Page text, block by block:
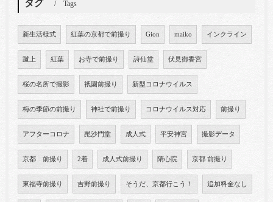
タグ Tags
新生活様式 紅葉の京都で前撮り Gion maiko インクライン
蹴上 紅葉 お寺で前撮り 詩仙堂 伏見御香宮
桜の名所で撮影 祇園前撮り 新型コロナウイルス
梅の季節の前撮り 神社で前撮り コロナウイルス対応 前撮り
アフターコロナ 毘沙門堂 成人式 平安神宮 撮影データ
京都 前撮り 2着 成人式前撮り 隋心院 京都 前撮り
東福寺前撮り 吉野前撮り そうだ、京都行こう！ 追加料金なし